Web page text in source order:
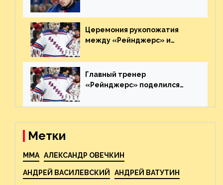
пятаке. Видео
Церемония рукопожатия
между «Рейнджерс» и
матча плей-офф. Видео
Главный тренер
«Рейнджерс» поделился
предстоящего финала
Метки
MMA АЛЕКСАНДР ОВЕЧКИН
АНДРЕЙ ВАСИЛЕВСКИЙ АНДРЕЙ ВАТУТИН